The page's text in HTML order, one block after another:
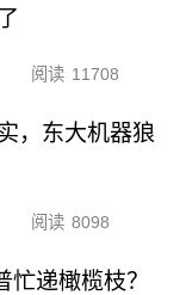
阅读 11708
，东大机器狼
阅读 8098
递橄榄枝？